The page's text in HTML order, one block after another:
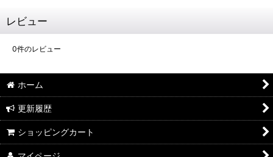
レビュー
0件のレビュー
ホーム
更新履歴
ショッピングカート